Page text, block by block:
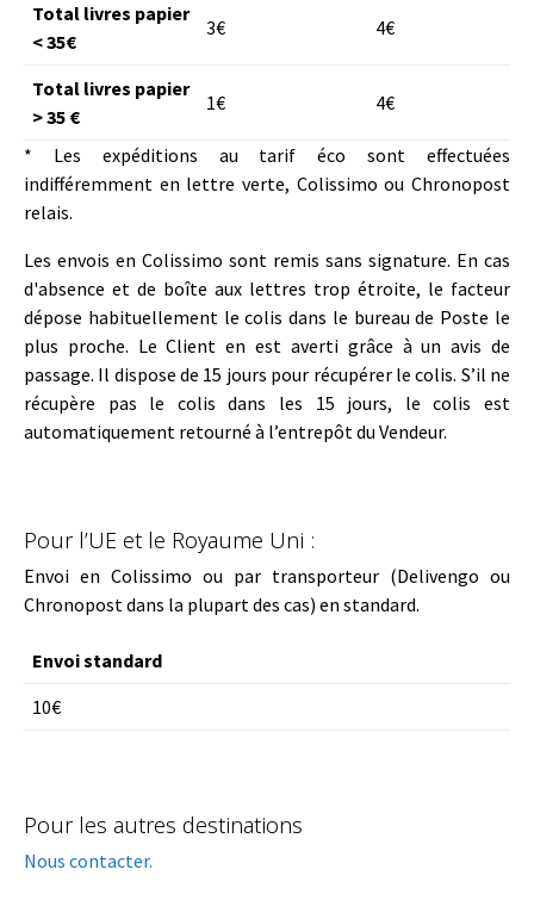
Total livres papier
< 35€
3€ 4€
Total livres papier
> 35 €
1€ 4€
* Les expéditions au tarif éco sont effectuées
indifféremment en lettre verte, Colissimo ou Chronopost
relais.
Les envois en Colissimo sont remis sans signature. En cas
d'absence et de boîte aux lettres trop étroite, le facteur
dépose habituellement le colis dans le bureau de Poste le
plus proche. Le Client en est averti grâce à un avis de
passage. Il dispose de 15 jours pour récupérer le colis. S’il ne
récupère pas le colis dans les 15 jours, le colis est
automatiquement retourné à l’entrepôt du Vendeur.
Pour l’UE et le Royaume Uni :
Envoi en Colissimo ou par transporteur (Delivengo ou
Chronopost dans la plupart des cas) en standard.
Envoi standard
10€
Pour les autres destinations
Nous contacter.